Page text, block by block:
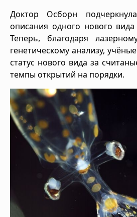
Доктор Осборн
описания одного нового
Теперь, благодаря
генетическому анализу,
статус нового вида за
темпы открытий на порядки.